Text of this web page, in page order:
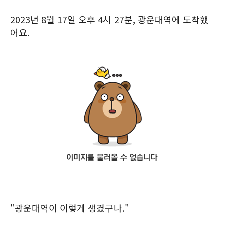
2023년 8월 17일 오후 4시 27분, 광운대역에 도착했
어요.
"광운대역이 이렇게 생겼구나."